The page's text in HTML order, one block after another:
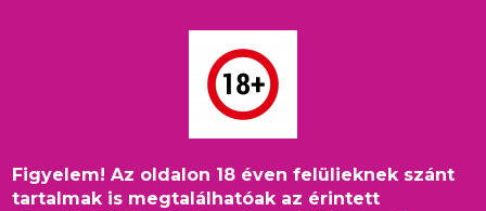
Figyelem! Az oldalon 18 éven felülieknek szánt
tartalmak is megtalálhatóak az érintett
Morzsa
Címlap /MFF